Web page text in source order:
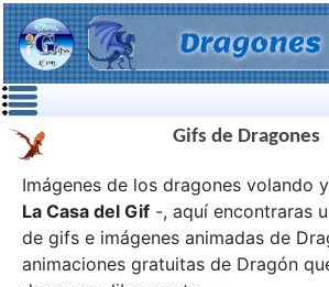
Gifs de Dragones
Imágenes de los dragones volando
La Casa del Gif -, aquí encontraras
de gifs e imágenes animadas de
animaciones gratuitas de Dragón